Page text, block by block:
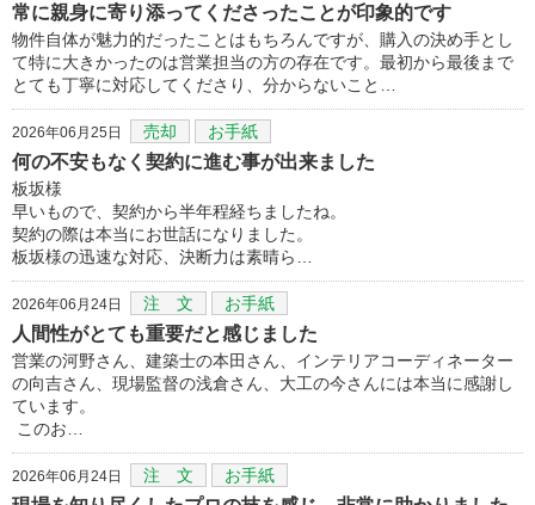
常に親身に寄り添ってくださったことが印象的です
物件自体が魅力的だったことはもちろんですが、購入の決め手とし
て特に大きかったのは営業担当の方の存在です。最初から最後まで
とても丁寧に対応してくださり、分からないこと…
2026年06月25日 売却 お手紙
何の不安もなく契約に進む事が出来ました
板坂様
早いもので、契約から半年程経ちましたね。
契約の際は本当にお世話になりました。
板坂様の迅速な対応、決断力は素晴ら…
2026年06月24日 注 文 お手紙
人間性がとても重要だと感じました
営業の河野さん、建築士の本田さん、インテリアコーディネーター
の向吉さん、現場監督の浅倉さん、大工の今さんには本当に感謝し
ています。
このお…
2026年06月24日 注 文 お手紙